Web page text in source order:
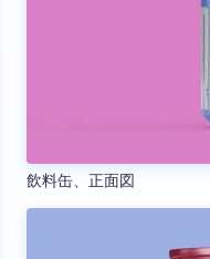
飲料缶、正面図